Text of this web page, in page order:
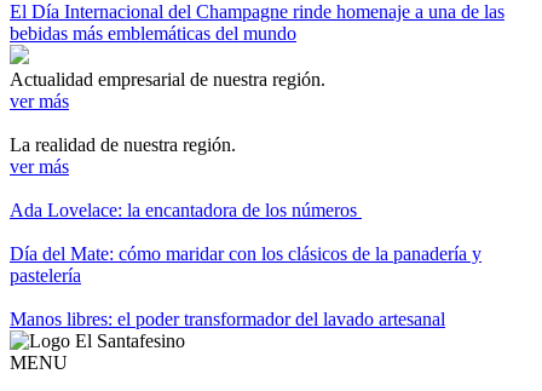
El Día Internacional del Champagne rinde homenaje a una de las
bebidas más emblemáticas del mundo
Actualidad empresarial de nuestra región.
ver más
La realidad de nuestra región.
ver más
Ada Lovelace: la encantadora de los números
Día del Mate: cómo maridar con los clásicos de la panadería y
pastelería
Manos libres: el poder transformador del lavado artesanal
MENU